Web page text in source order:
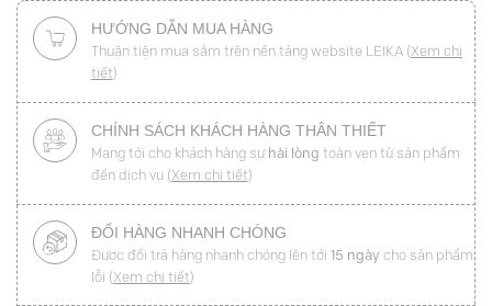
HƯỚNG DẪN MUA HÀNG
Thuận tiện mua sắm trên nền tảng website LEIKA (Xem chi
tiết)
CHÍNH SÁCH KHÁCH HÀNG THÂN THIẾT
Mang tới cho khách hàng sự hài lòng toàn vẹn từ sản phẩm
đến dịch vụ (Xem chi tiết)
ĐỔI HÀNG NHANH CHÓNG
Được đổi trả hàng nhanh chóng lên tới 15 ngày cho sản phẩm
lỗi (Xem chi tiết)